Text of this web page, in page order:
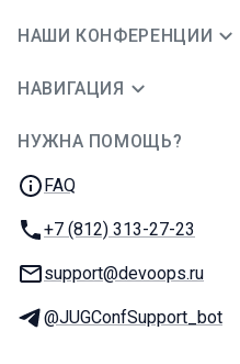
НАШИ КОНФЕРЕНЦИИ
НАВИГАЦИЯ
НУЖНА ПОМОЩЬ?
FAQ
Телефон:
+7 (812) 313-27-23
E-mail:
support@devoops.ru
Телеграм:
@JUGConfSupport_bot